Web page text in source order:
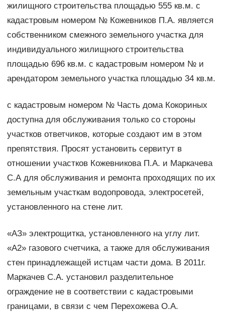
жилищного строительства площадью 555 кв.м. с
кадастровым номером № Кожевников П.А. является
собственником смежного земельного участка для
индивидуального жилищного строительства
площадью 696 кв.м. с кадастровым номером № и
арендатором земельного участка площадью 34 кв.м.
с кадастровым номером № Часть дома Кокориных
доступна для обслуживания только со стороны
участков ответчиков, которые создают им в этом
препятствия. Просят установить сервитут в
отношении участков Кожевникова П.А. и Маркачева
С.А для обслуживания и ремонта проходящих по их
земельным участкам водопровода, электросетей,
установленного на стене лит.
«АЗ» электрощитка, установленного на углу лит.
«А2» газового счетчика, а также для обслуживания
стен принадлежащей истцам части дома. В 2011г.
Маркачев С.А. установил разделительное
ограждение не в соответствии с кадастровыми
границами, в связи с чем Перехожева О.А.